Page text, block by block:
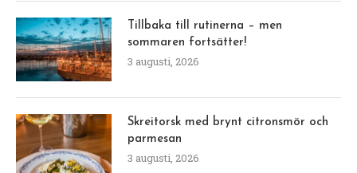
Tillbaka till rutinerna – men
sommaren fortsätter!
3 augusti, 2026
Skreitorsk med brynt citronsmör och
parmesan
3 augusti, 2026